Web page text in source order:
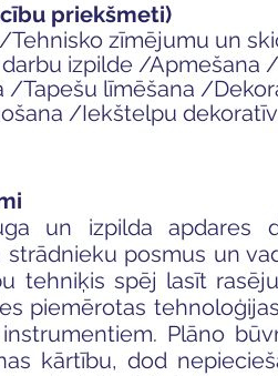
priekšmeti)
/Tehnisko zīmējumu un
izpilde /Apmešana /
/Tapešu līmēšana /
/Iekštelpu
un izpilda apdares
posmus un
tehniķis spēj lasīt
piemērotas
Plāno
kārtību, dod